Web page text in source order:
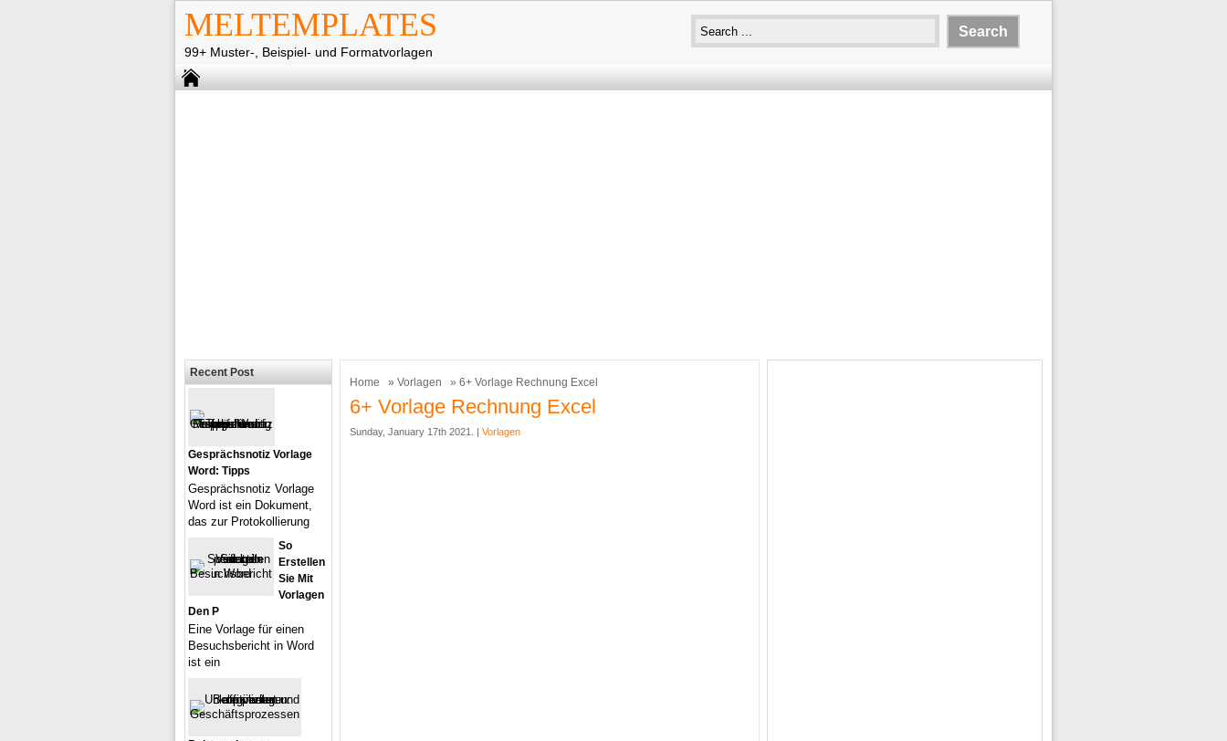
MELTEMPLATES
99+ Muster-, Beispiel- und Formatvorlagen
Home » Vorlagen » 6+ Vorlage Rechnung Excel
6+ Vorlage Rechnung Excel
Sunday, January 17th 2021. | Vorlagen
Recent Post
Gesprächsnotiz Vorlage
Word: Tipps
Gesprächsnotiz Vorlage
Word ist ein Dokument,
das zur Protokollierung
So
Erstellen
Sie Mit
Vorlagen
Den P
Eine Vorlage für einen
Besuchsbericht in Word
ist ein